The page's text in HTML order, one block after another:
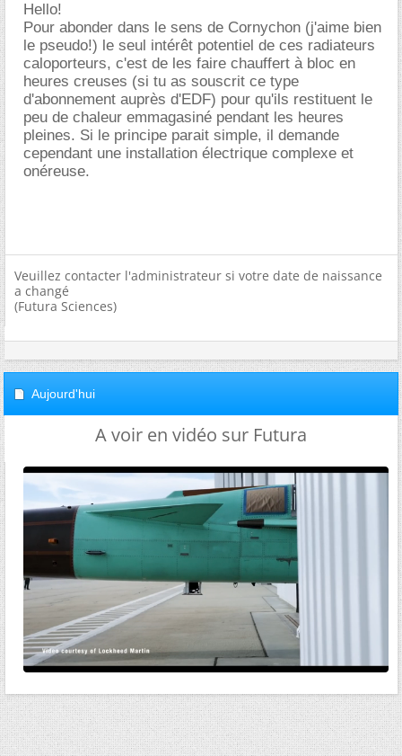
Hello!
Pour abonder dans le sens de Cornychon (j'aime bien
le pseudo!) le seul intérêt potentiel de ces radiateurs
caloporteurs, c'est de les faire chauffert à bloc en
heures creuses (si tu as souscrit ce type
d'abonnement auprès d'EDF) pour qu'ils restituent le
peu de chaleur emmagasiné pendant les heures
pleines. Si le principe parait simple, il demande
cependant une installation électrique complexe et
onéreuse.
Veuillez contacter l'administrateur si votre date de naissance
a changé
(Futura Sciences)
Aujourd'hui
A voir en vidéo sur Futura